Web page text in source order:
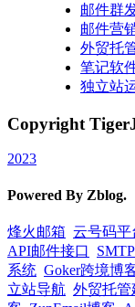
邮件群
邮件营
外贸托
笔记软
独立站
Copyright
2023
Powered By Zblog.
烽火邮箱 云号码平
API邮件接口
系统 Goker跨境博
立站导航 外贸托管